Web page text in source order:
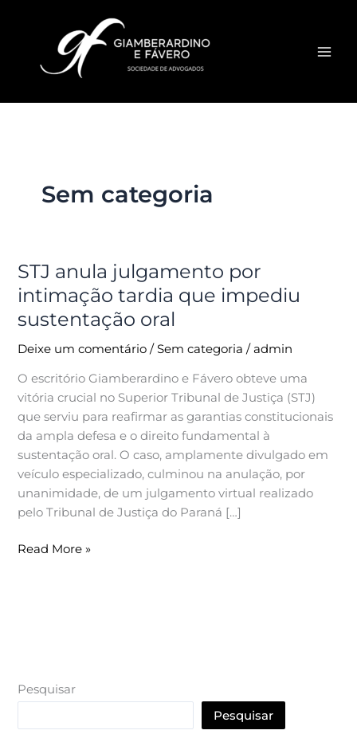
conteúdo
Sem categoria
STJ anula julgamento por
intimação tardia que impediu
sustentação oral
Deixe um comentário /Sem categoria /admin
O escritório Giamberardino e Fávero obteve uma
vitória crucial no Superior Tribunal de Justiça (STJ)
que serviu para reafirmar as garantias constitucionais
da ampla defesa e o direito fundamental à
sustentação oral. O caso, amplamente divulgado em
veículo especializado, culminou na anulação, por
unanimidade, de um julgamento virtual realizado
pelo Tribunal de Justiça do Paraná […]
STJ
anula
julgamento
por
intimação
que
impediu
sustentação
oral
Read More »
Pesquisar
Pesquisar